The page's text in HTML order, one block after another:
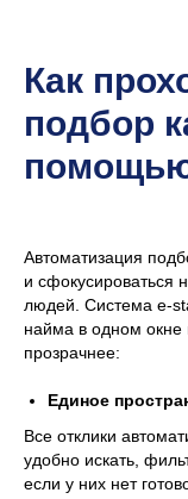
Как
подбор
Автоматизация
и сфокусироваться
людей. Система e-
найма в одном окне
прозрачнее:
Единое
Все отклики
удобно искать,
если у них нет